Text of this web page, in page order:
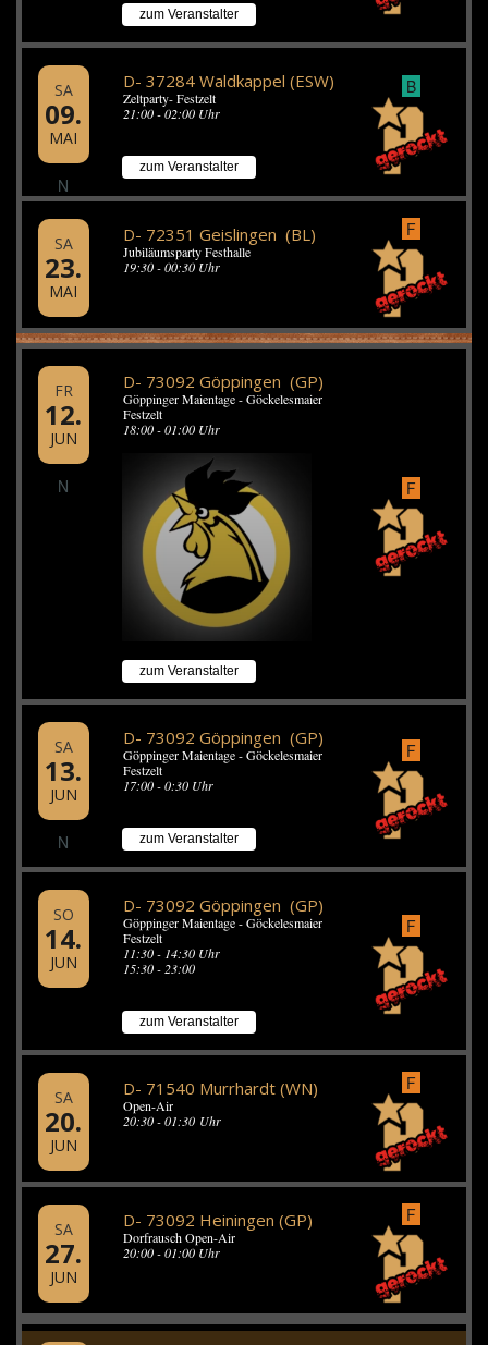
zum Veranstalter
SA
09.
MAI
N
D- 37284 Waldkappel (ESW)
Zeltparty- Festzelt
21:00 - 02:00 Uhr
zum Veranstalter
B
SA
23.
MAI
D- 72351 Geislingen (BL)
Jubiläumsparty Festhalle
19:30 - 00:30 Uhr
F
FR
12.
JUN
N
D- 73092 Göppingen (GP)
Göppinger Maientage - Göckelesmaier
Festzelt
18:00 - 01:00 Uhr
zum Veranstalter
F
SA
13.
JUN
N
D- 73092 Göppingen (GP)
Göppinger Maientage - Göckelesmaier
Festzelt
17:00 - 0:30 Uhr
zum Veranstalter
F
SO
14.
JUN
D- 73092 Göppingen (GP)
Göppinger Maientage - Göckelesmaier
Festzelt
11:30 - 14:30 Uhr
15:30 - 23:00
zum Veranstalter
F
SA
20.
JUN
D- 71540 Murrhardt (WN)
Open-Air
20:30 - 01:30 Uhr
F
SA
27.
JUN
D- 73092 Heiningen (GP)
Dorfrausch Open-Air
20:00 - 01:00 Uhr
F